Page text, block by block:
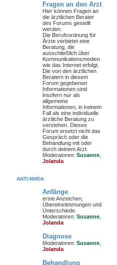
Fragen an den Arzt
Hier können Fragen an
die ärztlichen Berater
des Forums gestellt
werden.
Die Berufsordnung für
Ärzte verbietet eine
Beratung, die
ausschließlich über
Kommunikationsmedien
wie das Internet erfolgt.
Die von den ärztlichen
Beratern in diesem
Forum gegebenen
Informationen sind
insofern nur als
allgemeine
Informationen, in keinem
Fall als eine individuelle
ärztliche Beratung zu
verstehen. Dieses
Forum ersetzt nicht das
Gespräch oder die
Behandlung mit oder
durch deinem Arzt.
Moderatoren: Susanne
Jolanda
ANTI-NMDA
Anfänge
erste Anzeichen,
Übereinstimmungen und
Unterschiede.
Moderatoren: Susanne
Jolanda
Diagnose
Moderatoren: Susanne
Jolanda
Behandlung